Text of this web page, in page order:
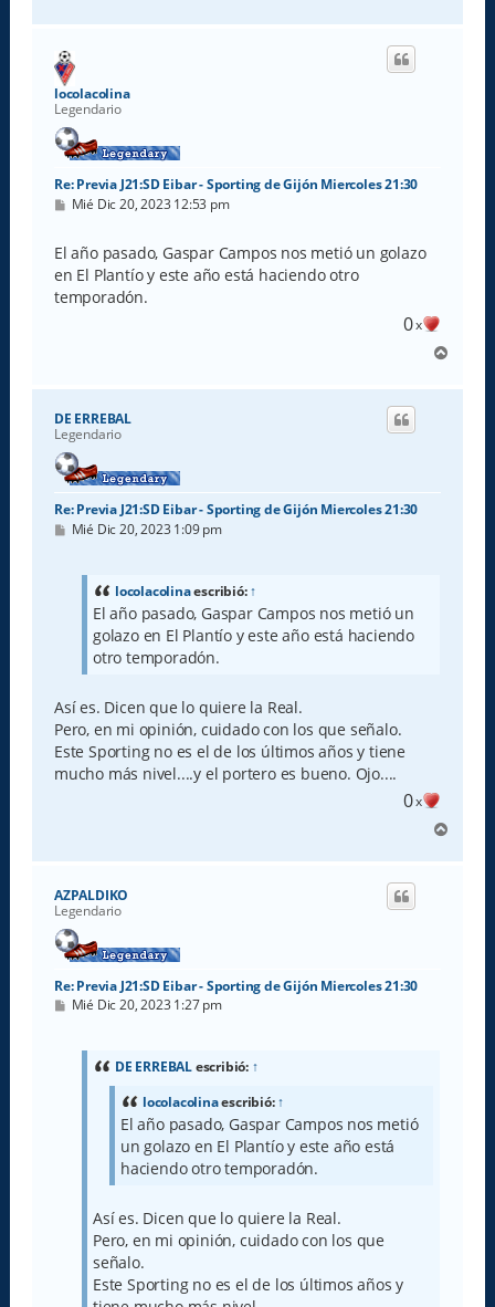
r
locolacolina
Legendario
Re: Previa J21:SD Eibar - Sporting de Gijón Miercoles 21:30
M
s
a
j
e
Mié Dic 20, 2023 12:53 pm
El año pasado, Gaspar Campos nos metió un golazo
en El Plantío y este año está haciendo otro
temporadón.
0x
r
DE ERREBAL
Legendario
Re: Previa J21:SD Eibar - Sporting de Gijón Miercoles 21:30
M
Mié Dic 20, 2023 1:09 pm
locolacolinaescribió:↑
El año pasado, Gaspar Campos nos metió un
golazo en El Plantío y este año está haciendo
otro temporadón.
Así es. Dicen que lo quiere la Real.
Pero, en mi opinión, cuidado con los que señalo.
Este Sporting no es el de los últimos años y tiene
mucho más nivel....y el portero es bueno. Ojo....
0x
r
AZPALDIKO
Legendario
Re: Previa J21:SD Eibar - Sporting de Gijón Miercoles 21:30
M
Mié Dic 20, 2023 1:27 pm
DE ERREBALescribió: ↑
locolacolinaescribió:↑
El año pasado, Gaspar Campos nos metió
un golazo en El Plantío y este año está
haciendo otro temporadón.
Así es. Dicen que lo quiere la Real.
Pero, en mi opinión, cuidado con los que
señalo.
Este Sporting no es el de los últimos años y